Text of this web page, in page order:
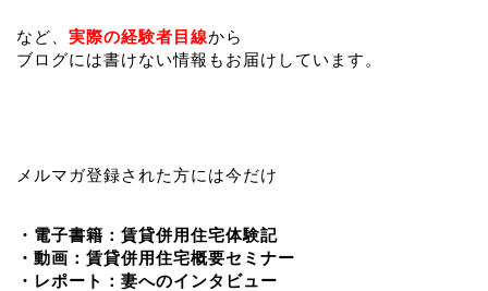
など、 実際の経験者目線から
ブログには書けない情報もお届けしています。
メルマガ登録された方には今だけ
・電子書籍：賃貸併用住宅体験記
・動画：賃貸併用住宅概要セミナー
・レポート：妻へのインタビュー